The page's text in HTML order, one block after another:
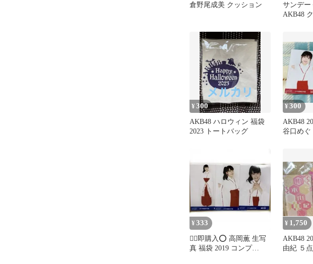
倉野尾成美 クッション
サンデー
AKB48
¥300
AKB48 ハロウィン 福袋
2023 トートバッグ
¥300
AKB48
谷口めぐ
¥ 333
❁⃘即購入⭕️ 高岡薫 生写
真 福袋 2019 コンプ
¥ 1,750
AKB48
由紀 ５